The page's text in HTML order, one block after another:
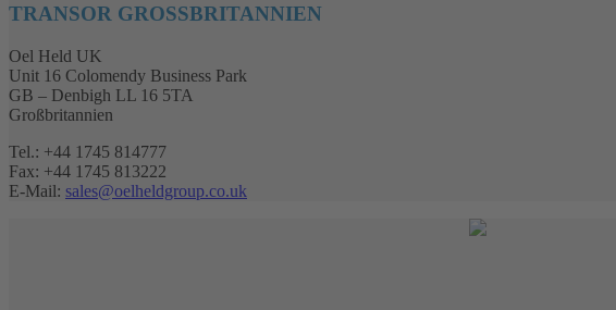
TRANSOR GROSSBRITANNIEN
Oel Held UK
Unit 16 Colomendy Business Park
GB – Denbigh LL 16 5TA
Großbritannien
Tel.: +44 1745 814777
Fax: +44 1745 813222
E-Mail: sales@oelheldgroup.co.uk